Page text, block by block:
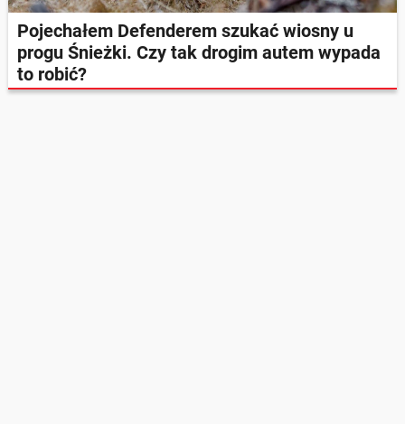
Pojechałem Defenderem szukać wiosny u
progu Śnieżki. Czy tak drogim autem wypada
to robić?